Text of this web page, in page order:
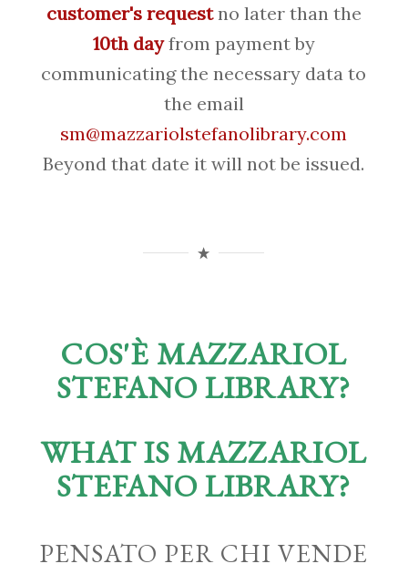
customer's requestno later than the
10th dayfrom payment by
communicating the necessary data to
the email
sm@mazzariolstefanolibrary.com
Beyond that date it will not be issued.
COS'È MAZZARIOL
STEFANO LIBRARY?
WHAT IS MAZZARIOL
STEFANO LIBRARY?
PENSATO PER CHI VENDE